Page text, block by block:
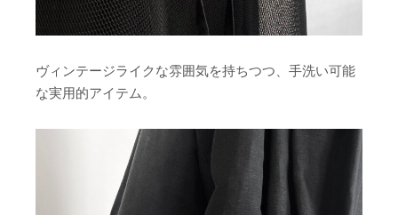
ヴィンテージライクな雰囲気を持ちつつ、手洗い可能
な実用的アイテム。